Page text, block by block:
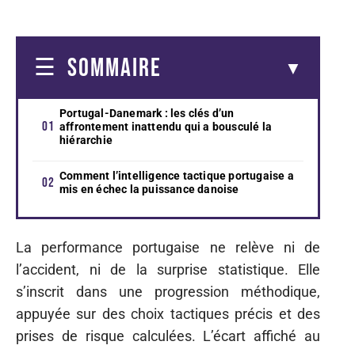
SOMMAIRE
Portugal-Danemark : les clés d’un
affrontement inattendu qui a bousculé la
hiérarchie
Comment l’intelligence tactique portugaise a
mis en échec la puissance danoise
La performance portugaise ne relève ni de
l’accident, ni de la surprise statistique. Elle
s’inscrit dans une progression méthodique,
appuyée sur des choix tactiques précis et des
prises de risque calculées. L’écart affiché au